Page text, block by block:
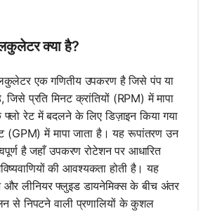
क्या है?
एक गणितीय उपकरण है जिसे पंप या
जिसे प्रति मिनट क्रांतियों (RPM) में मापा
फ्लो रेट में बदलने के लिए डिज़ाइन किया गया
(GPM) में मापा जाता है। यह रूपांतरण उन
है जहाँ उपकरण रोटेशन पर आधारित
की आवश्यकता होती है। यह
लीनियर फ्लुइड डायनेमिक्स के बीच अंतर
से निपटने वाली प्रणालियों के कुशल